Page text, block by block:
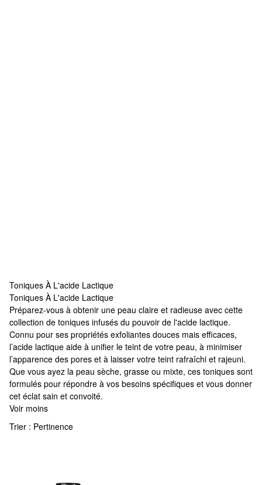
Toniques À L'acide Lactique
Toniques À L'acide Lactique
Toniques À L'acide Lactique
Préparez-vous à obtenir une peau claire et radieuse avec cette
collection de toniques infusés du pouvoir de l'acide lactique.
Connu pour ses propriétés exfoliantes douces mais efficaces,
l’acide lactique aide à unifier le teint de votre peau, à minimiser
l’apparence des pores et à laisser votre teint rafraîchi et rajeuni.
Que vous ayez la peau sèche, grasse ou mixte, ces toniques sont
formulés pour répondre à vos besoins spécifiques et vous donner
cet éclat sain et convoité.
Voir moins
Trier : Pertinence